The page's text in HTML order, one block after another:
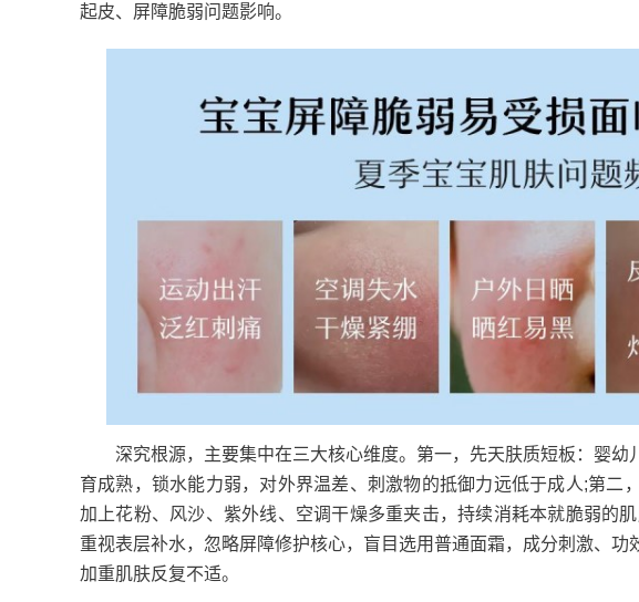
起皮、屏障脆弱问题影响。
深究根源，主要集中在三大核心维度。第一，先天肤质短板：婴幼
育成熟，锁水能力弱，对外界温差、刺激物的抵御力远低于成人;第二
加上花粉、风沙、紫外线、空调干燥多重夹击，持续消耗本就脆弱的
重视表层补水，忽略屏障修护核心，盲目选用普通面霜，成分刺激、
加重肌肤反复不适。